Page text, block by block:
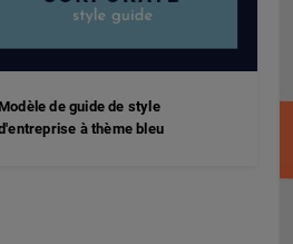
Modèle de guide de style
à thème bleu